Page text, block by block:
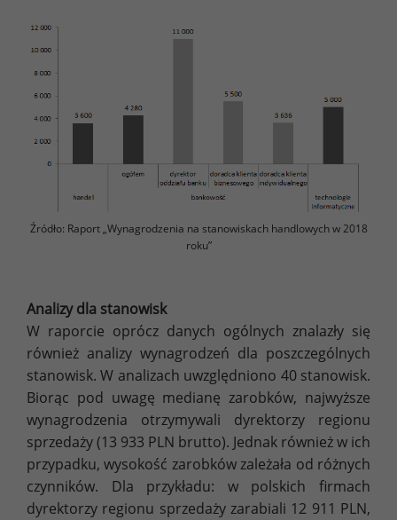
Źródło: Raport „Wynagrodzenia na stanowiskach handlowych w 2018
roku”
Analizy dla stanowisk
W raporcie oprócz danych ogólnych znalazły się
również analizy wynagrodzeń dla poszczególnych
stanowisk. W analizach uwzględniono 40 stanowisk.
Biorąc pod uwagę medianę zarobków, najwyższe
wynagrodzenia otrzymywali dyrektorzy regionu
sprzedaży (13 933 PLN brutto). Jednak również w ich
przypadku, wysokość zarobków zależała od różnych
czynników. Dla przykładu: w polskich firmach
dyrektorzy regionu sprzedaży zarabiali 12 911 PLN,